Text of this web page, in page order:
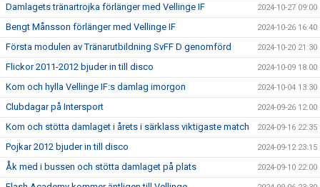
Damlagets tränartrojka förlänger med Vellinge IF 2024-10-27 09:00
Bengt Månsson förlänger med Vellinge IF 2024-10-26 16:40
Första modulen av Tränarutbildning SvFF D genomförd 2024-10-20 21:30
Flickor 2011-2012 bjuder in till disco 2024-10-09 18:00
Kom och hylla Vellinge IF:s damlag imorgon 2024-10-04 13:30
Clubdagar på Intersport 2024-09-26 12:00
Kom och stötta damlaget i årets i särklass viktigaste match 2024-09-16 22:35
Pojkar 2012 bjuder in till disco 2024-09-12 23:15
Åk med i bussen och stötta damlaget på plats 2024-09-10 22:00